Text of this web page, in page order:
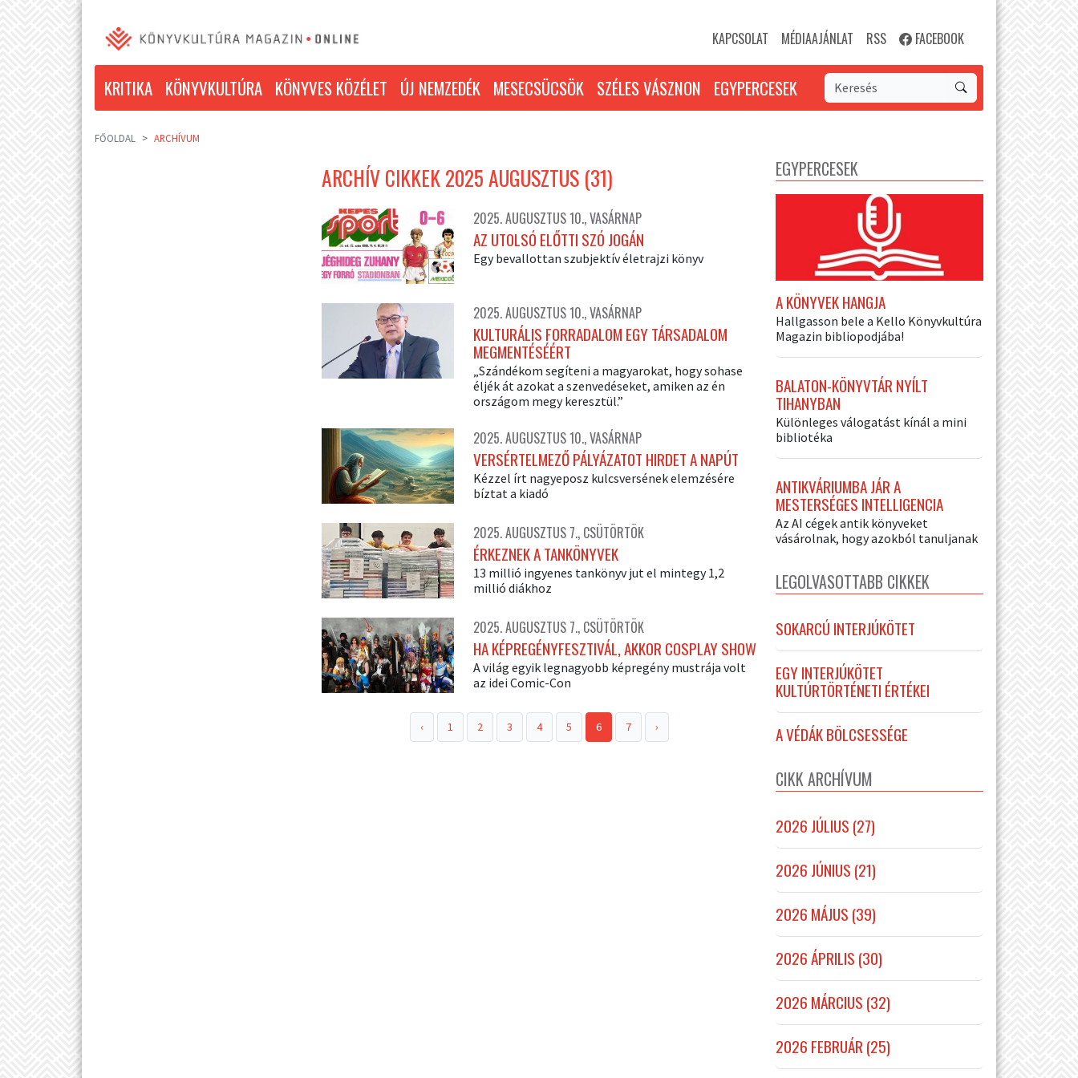
KAPCSOLAT MÉDIAAJÁNLAT RSS FACEBOOK
KRITIKA KÖNYVKULTÚRA KÖNYVES KÖZÉLET ÚJ NEMZEDÉK MESECSÜCSÖK SZÉLES VÁSZNON EGYPERCESEK
FŐOLDAL ARCHÍVUM
ARCHÍV CIKKEK 2025 AUGUSZTUS (31)
2025. AUGUSZTUS 10., VASÁRNAP
AZ UTOLSÓ ELŐTTI SZÓ JOGÁN
Egy bevallottan szubjektív életrajzi könyv
2025. AUGUSZTUS 10., VASÁRNAP
KULTURÁLIS FORRADALOM EGY TÁRSADALOM
MEGMENTÉSÉÉRT
„Szándékom segíteni a magyarokat, hogy sohase
éljék át azokat a szenvedéseket, amiken az én
országom megy keresztül.”
2025. AUGUSZTUS 10., VASÁRNAP
VERSÉRTELMEZŐ PÁLYÁZATOT HIRDET A NAPÚT
Kézzel írt nagyeposz kulcsversének elemzésére
bíztat a kiadó
2025. AUGUSZTUS 7., CSÜTÖRTÖK
ÉRKEZNEK A TANKÖNYVEK
13 millió ingyenes tankönyv jut el mintegy 1,2
millió diákhoz
2025. AUGUSZTUS 7., CSÜTÖRTÖK
HA KÉPREGÉNYFESZTIVÁL, AKKOR COSPLAY SHOW
A világ egyik legnagyobb képregény mustrája volt
az idei Comic-Con
‹ 1 2 3 4 5 6 7 ›
EGYPERCESEK
A KÖNYVEK HANGJA
Hallgasson bele a Kello Könyvkultúra
Magazin bibliopodjába!
BALATON-KÖNYVTÁR NYÍLT
TIHANYBAN
Különleges válogatást kínál a mini
bibliotéka
ANTIKVÁRIUMBA JÁR A
MESTERSÉGES INTELLIGENCIA
Az AI cégek antik könyveket
vásárolnak, hogy azokból tanuljanak
LEGOLVASOTTABB CIKKEK
SOKARCÚ INTERJÚKÖTET
EGY INTERJÚKÖTET
KULTÚRTÖRTÉNETI ÉRTÉKEI
A VÉDÁK BÖLCSESSÉGE
CIKK ARCHÍVUM
2026 JÚLIUS (27)
2026 JÚNIUS (21)
2026 MÁJUS (39)
2026 ÁPRILIS (30)
2026 MÁRCIUS (32)
2026 FEBRUÁR (25)